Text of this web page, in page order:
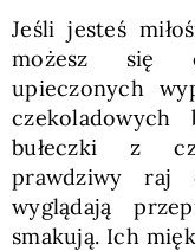
Jeśli jesteś
możesz się
upieczonych
czekoladowych
bułeczki z
prawdziwy raj
wyglądają
smakują. Ich